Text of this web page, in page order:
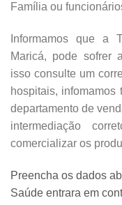
Família ou
Informamos que a
Maricá, pode sofrer
isso consulte um
hospitais, infomamos
departamento de
intermediação
comercializar os
Preencha os dados
Saúde entrara em